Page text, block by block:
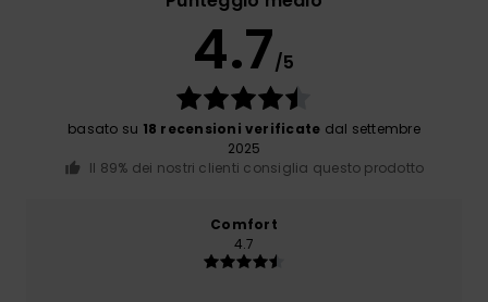
4.7/5
basato su 18 recensioni verificate dal settembre
2025
Il 89% dei nostri clienti consiglia questo prodotto
Comfort
4.7